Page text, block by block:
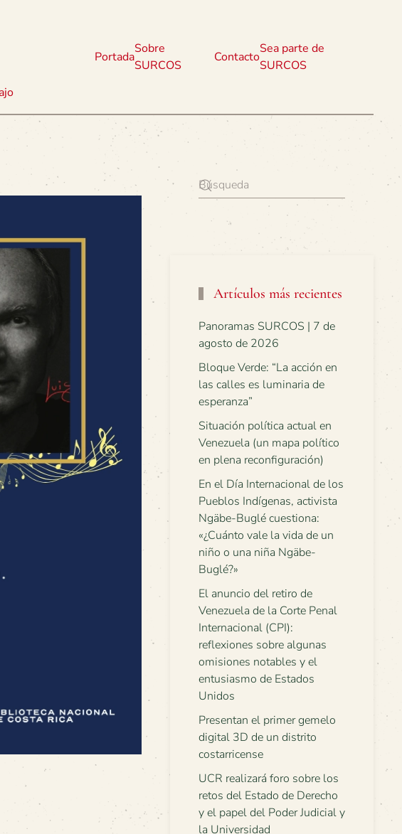
Portada
Sobre
SURCOS
Contacto
Sea parte de
SURCOS
Artículos más recientes
Panoramas SURCOS | 7 de
agosto de 2026
Bloque Verde: “La acción en
las calles es luminaria de
esperanza”
Situación política actual en
Venezuela (un mapa político
en plena reconfiguración)
En el Día Internacional de los
Pueblos Indígenas, activista
Ngäbe-Buglé cuestiona:
«¿Cuánto vale la vida de un
niño o una niña Ngäbe-
Buglé?»
El anuncio del retiro de
Venezuela de la Corte Penal
Internacional (CPI):
reflexiones sobre algunas
omisiones notables y el
entusiasmo de Estados
Unidos
Presentan el primer gemelo
digital 3D de un distrito
costarricense
UCR realizará foro sobre los
retos del Estado de Derecho
y el papel del Poder Judicial y
la Universidad